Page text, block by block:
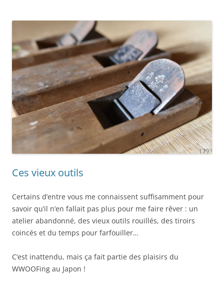
Ces vieux outils
Certains d’entre vous me connaissent suffisamment pour
savoir qu’il n’en fallait pas plus pour me faire rêver : un
atelier abandonné, des vieux outils rouillés, des tiroirs
coincés et du temps pour farfouiller…
C’est inattendu, mais ça fait partie des plaisirs du
WWOOFing au Japon !